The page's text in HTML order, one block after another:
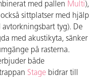
med pallen Multi),
sittplatser med hjälp
avtorkningsbart tyg). De
med akustikyta, sänker
på rasterna.
både
Stage bidrar till